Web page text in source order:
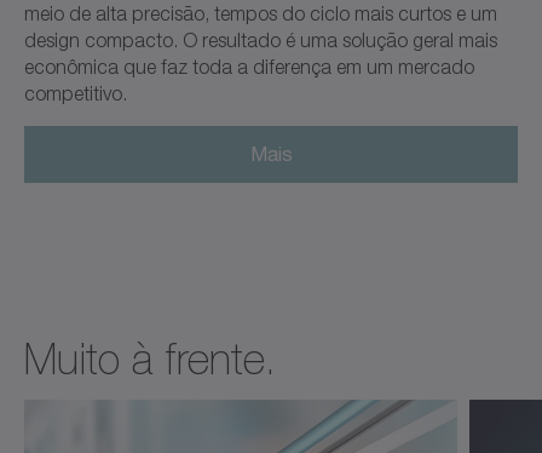
meio de alta precisão, tempos do ciclo mais curtos e um
design compacto. O resultado é uma solução geral mais
econômica que faz toda a diferença em um mercado
competitivo.
Mais
Muito à frente.